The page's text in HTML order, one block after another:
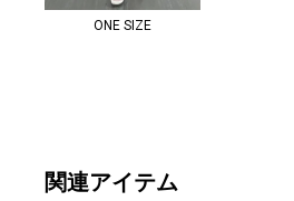
ONE SIZE
関連アイテム